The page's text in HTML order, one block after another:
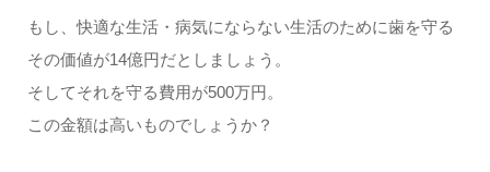
もし、快適な生活・病気にならない生活のために歯を守る
その価値が14億円だとしましょう。
そしてそれを守る費用が500万円。
この金額は高いものでしょうか？